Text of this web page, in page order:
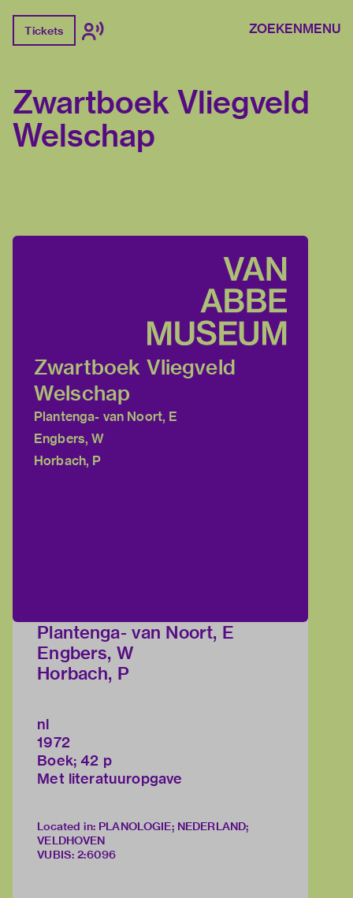
Tickets ZOEKENMENU
Zwartboek Vliegveld
Welschap
Zwartboek Vliegveld
Welschap
Plantenga- van Noort, E
Engbers, W
Horbach, P
Plantenga- van Noort, E
Engbers, W
Horbach, P
nl
1972
Boek; 42 p
Met literatuuropgave
Located in: PLANOLOGIE; NEDERLAND;
VELDHOVEN
VUBIS: 2:6096